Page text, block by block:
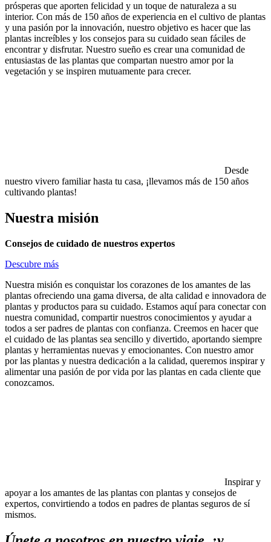
prósperas que aporten felicidad y un toque de naturaleza a su
interior. Con más de 150 años de experiencia en el cultivo de plantas
y una pasión por la innovación, nuestro objetivo es hacer que las
plantas increíbles y los consejos para su cuidado sean fáciles de
encontrar y disfrutar. Nuestro sueño es crear una comunidad de
entusiastas de las plantas que compartan nuestro amor por la
vegetación y se inspiren mutuamente para crecer.
Desde
nuestro vivero familiar hasta tu casa, ¡llevamos más de 150 años
cultivando plantas!
Nuestra misión
Consejos de cuidado de nuestros expertos
Descubre más
Nuestra misión es conquistar los corazones de los amantes de las
plantas ofreciendo una gama diversa, de alta calidad e innovadora de
plantas y productos para su cuidado. Estamos aquí para conectar con
nuestra comunidad, compartir nuestros conocimientos y ayudar a
todos a ser padres de plantas con confianza. Creemos en hacer que
el cuidado de las plantas sea sencillo y divertido, aportando siempre
plantas y herramientas nuevas y emocionantes. Con nuestro amor
por las plantas y nuestra dedicación a la calidad, queremos inspirar y
alimentar una pasión de por vida por las plantas en cada cliente que
conozcamos.
Inspirar y
apoyar a los amantes de las plantas con plantas y consejos de
expertos, convirtiendo a todos en padres de plantas seguros de sí
mismos.